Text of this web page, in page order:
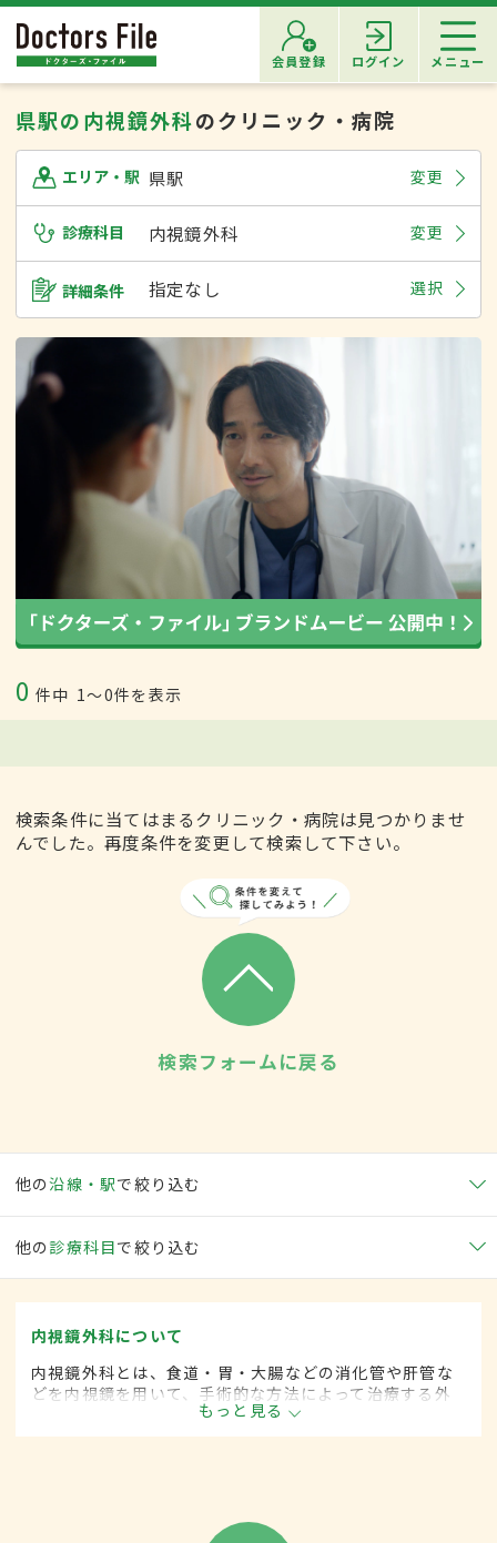
会員登録 ログイン メニュー
県駅の内視鏡外科のクリニック・病院
エリア・駅 県駅 変更
診療科目 内視鏡外科 変更
詳細条件 指定なし 選択
0 件中 1〜0件を表示
検索条件に当てはまるクリニック・病院は見つかりませ
んでした。再度条件を変更して検索して下さい。
検索フォームに戻る
他の沿線・駅で絞り込む
他の 診療科目で絞り込む
内視鏡外科について
内視鏡外科とは、食道・胃・大腸などの消化管や肝管な
どを内視鏡を用いて、手術的な方法によって治療する外
科の一領域です。胃がん、大腸がん、肺がん、甲状腺が
ん、肝臓がんなどさまざまな領域に広がってきていま
もっと見る